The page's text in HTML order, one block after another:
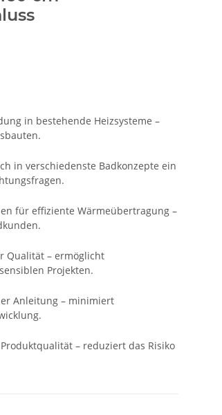
in bestehende Heizsysteme –
in verschiedenste Badkonzepte ein
für effiziente Wärmeübertragung –
Qualität – ermöglicht
Projekten.
Anleitung – minimiert
– reduziert das Risiko